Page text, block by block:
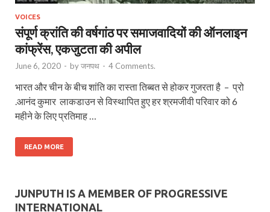
VOICES
संपूर्ण क्रांति की वर्षगांठ पर समाजवादियों की ऑनलाइन
कांफ्रेंस, एकजुटता की अपील
June 6, 2020 - byजनपथ - 4 Comments.
भारत और चीन के बीच शांति का रास्ता तिब्बत से होकर गुजरता है – प्रो
.आनंद कुमार लाकडाउन से विस्थापित हुए हर श्रमजीवी परिवार को 6
महीने के लिए प्रतिमाह …
READ MORE
JUNPUTH IS A MEMBER OF PROGRESSIVE
INTERNATIONAL